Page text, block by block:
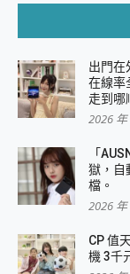
出門在
在線率
走到哪
2026
「
獄，自
檔。
2026
CP 值
機 3千